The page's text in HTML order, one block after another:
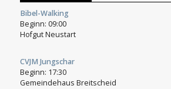
Bibel-Walking
Beginn: 09:00
Hofgut Neustart
CVJM Jungschar
Beginn: 17:30
Gemeindehaus Breitscheid